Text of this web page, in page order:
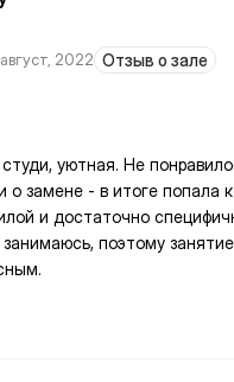
август, 2022 Отзыв о зале
уютная. Не
о замене - в итоге попала
и достаточно
занимаюсь, поэтому